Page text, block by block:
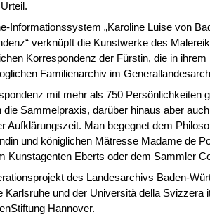
Informationssystem „Karoline Luise von
verknüpft die Kunstwerke des
Korrespondenz der Fürstin, die in
Familienarchiv im
mit mehr als 750 Persönlichkeiten
die Sammelpraxis, darüber hinaus aber
Aufklärungszeit. Man begegnet dem
und königlichen Mätresse Madame de
Kunstagenten Eberts oder dem Sammler
des Landesarchivs Baden-
Karlsruhe und der Università della Svizzera
Hannover.